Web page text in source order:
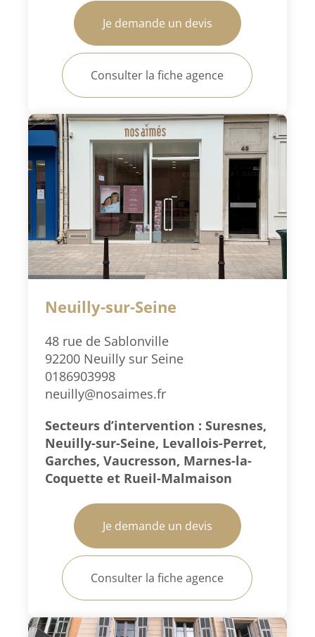
Je demande un devis
Consulter la fiche agence
Neuilly-sur-Seine
48 rue de Sablonville
92200 Neuilly sur Seine
0186903998
neuilly@nosaimes.fr
Secteurs d’intervention : Suresnes,
Neuilly-sur-Seine, Levallois-Perret,
Garches, Vaucresson, Marnes-la-
Coquette et Rueil-Malmaison
Je demande un devis
Consulter la fiche agence